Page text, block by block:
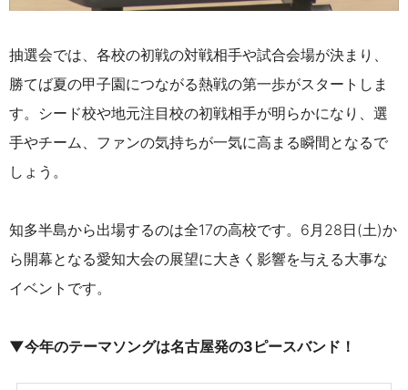
抽選会では、各校の初戦の対戦相手や試合会場が決まり、
勝てば夏の甲子園につながる熱戦の第一歩がスタートしま
す。シード校や地元注目校の初戦相手が明らかになり、選
手やチーム、ファンの気持ちが一気に高まる瞬間となるで
しょう。
知多半島から出場するのは全17の高校です。 6月28日(土)か
ら開幕となる愛知大会の展望に大きく影響を与える大事な
イベントです。
▼今年のテーマソングは名古屋発の3ピースバンド！